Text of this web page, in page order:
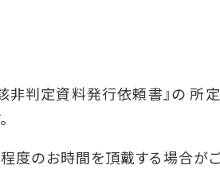
非判定資料発行依頼書』の 所
のお時間を頂戴する場合がご